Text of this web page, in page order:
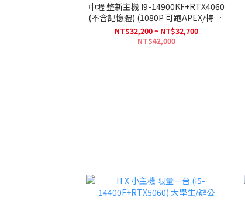
中壢 整新主機 I9-14900KF+RTX4060
(不含記憶體) (1080P 可跑APEX/特戰/
三角洲/FF14/鳴潮/天堂/RO)
NT$32,200 ~ NT$32,700
NT$42,000